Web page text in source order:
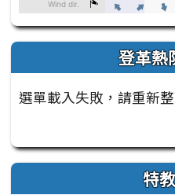
登革熱
選單載入失敗，請重新
特